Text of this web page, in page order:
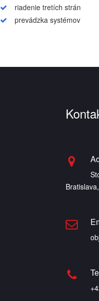
riadenie tretích strán
prevádzka systémov